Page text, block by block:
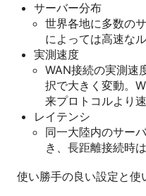
サーバー分布
世界各地に多数の
によっては高速な
実測速度
WAN接続の実測速
択で大きく変動。
来プロトコルより
レイテンシ
同一大陸内のサー
き、長距離接続時
使い勝手の良い設定と使